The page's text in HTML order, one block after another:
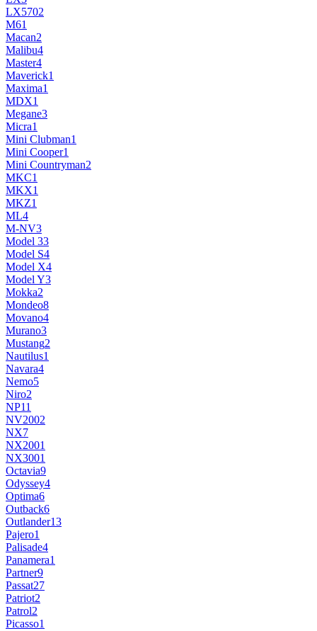
LX5702
M61
Macan2
Malibu4
Master4
Maverick1
Maxima1
MDX1
Megane3
Micra1
Mini Clubman1
Mini Cooper1
Mini Countryman2
MKC1
MKX1
MKZ1
ML4
M-NV3
Model 33
Model S4
Model X4
Model Y3
Mokka2
Mondeo8
Movano4
Murano3
Mustang2
Nautilus1
Navara4
Nemo5
Niro2
NP11
NV2002
NX7
NX2001
NX3001
Octavia9
Odyssey4
Optima6
Outback6
Outlander13
Pajero1
Palisade4
Panamera1
Partner9
Passat27
Patriot2
Patrol2
Picasso1